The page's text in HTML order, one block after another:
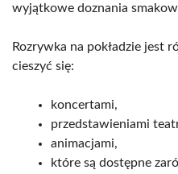
wyjątkowe doznania
Rozrywka na pokładzie jest
cieszyć się:
koncertami,
przedstawieniami
animacjami,
które są dostępne